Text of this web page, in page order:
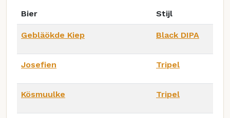
Bier Stijl
Gebläökde Kiep Black DIPA
Josefien Tripel
Kösmuulke Tripel